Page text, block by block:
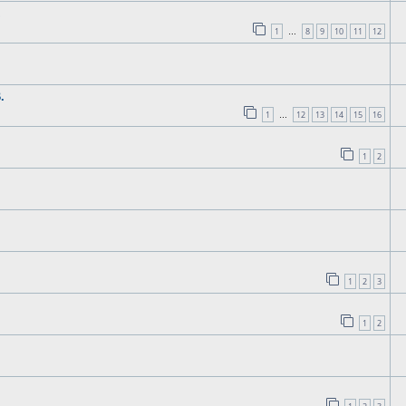
1 … 8 9 10 11 12
1 … 12 13 14 15 16
1 2
1 2 3
1 2